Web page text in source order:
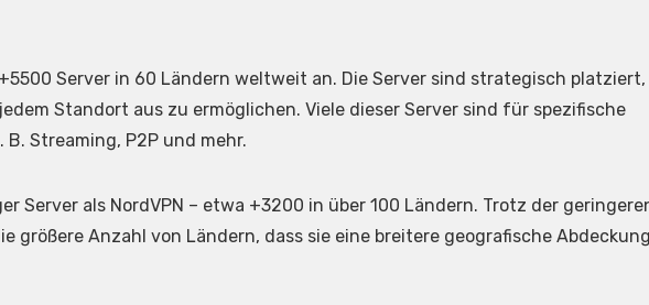
Server in 60 Ländern weltweit an. Die Server sind strategisch platziert,
Standort aus zu ermöglichen. Viele dieser Server sind für spezifische
Streaming, P2P und mehr.
Server als NordVPN – etwa +3200 in über 100 Ländern. Trotz der
größere Anzahl von Ländern, dass sie eine breitere geografische